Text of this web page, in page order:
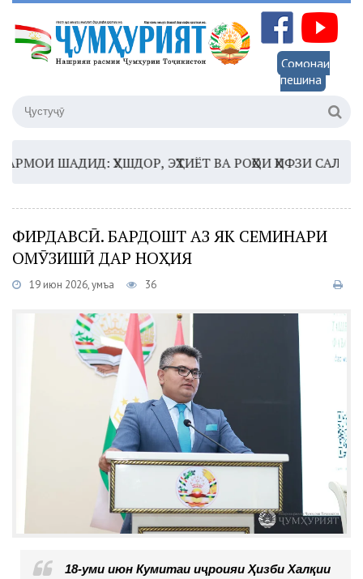
Сомонаи
пешина
ШАДИД: ҲУШДОР, ЭҲТИЁТ ВА РОҲҲОИ ҲИФЗИ САЛОМАТӢ
ФИРДАВСӢ. БАРДОШТ АЗ ЯК СЕМИНАРИ
ОМӮЗИШӢ ДАР НОҲИЯ
19 июн 2026, Ҷумъа 36
18-уми июн Кумитаи иҷроияи Ҳизби Халқии